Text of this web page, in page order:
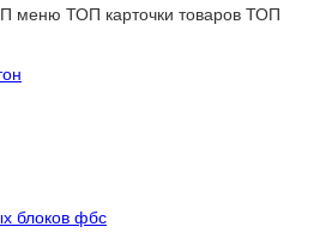
меню ТОП карточки товаров ТОП
блоков фбс